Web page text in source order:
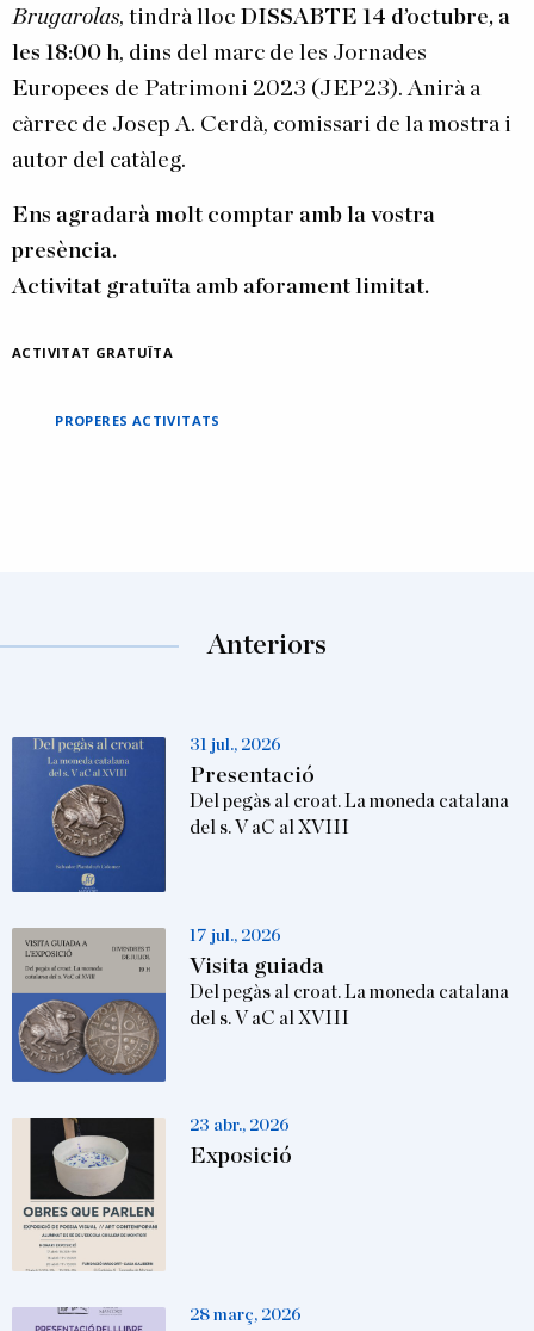
Brugarolas, tindrà lloc DISSABTE 14 d’octubre, a
les 18:00 h, dins del marc de les Jornades
Europees de Patrimoni 2023 (JEP23). Anirà a
càrrec de Josep A. Cerdà, comissari de la mostra i
autor del catàleg.
Ens agradarà molt comptar amb la vostra
presència.
Activitat gratuïta amb aforament limitat.
ACTIVITAT GRATUÏTA
PROPERES ACTIVITATS
Anteriors
31 jul., 2026
Presentació
Del pegàs al croat. La moneda catalana
del s. V aC al XVIII
17 jul., 2026
Visita guiada
Del pegàs al croat. La moneda catalana
del s. V aC al XVIII
23 abr., 2026
Exposició
28 març, 2026